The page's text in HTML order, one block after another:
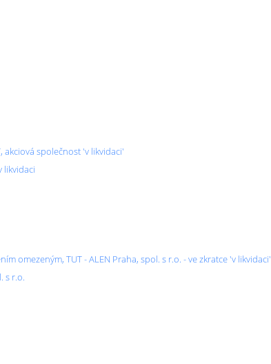
akciová společnost 'v likvidaci'
likvidaci
omezeným, TUT - ALEN Praha, spol. s r.o. - ve zkratce 'v likvidaci'
s r.o.